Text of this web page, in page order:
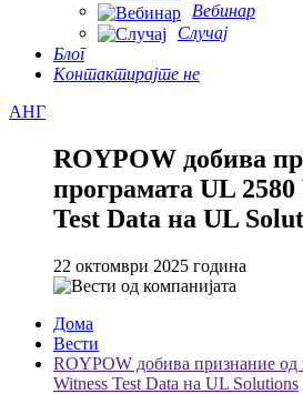
Вебинар
Случај
Блог
Контактирајте не
АНГ
ROYPOW добива
програмата UL 2580
Test Data на UL
22 октомври 2025 година
Дома
Вести
ROYPOW добива признание од
Witness Test Data на UL Solutions